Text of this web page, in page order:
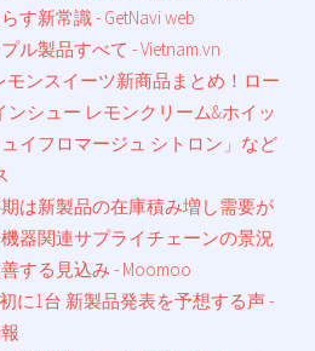
す新常識 - GetNavi web
ル製品すべて - Vietnam.vn
モンスイーツ新商品まとめ！ロー
ンシュー レモンクリーム&ホイッ
イフロマージュ シトロン」など
は新製品の在庫積み増し需要が
器関連サプライチェーンの景況
する見込み - Moomoo
に1台 新製品発表を予想する声 -